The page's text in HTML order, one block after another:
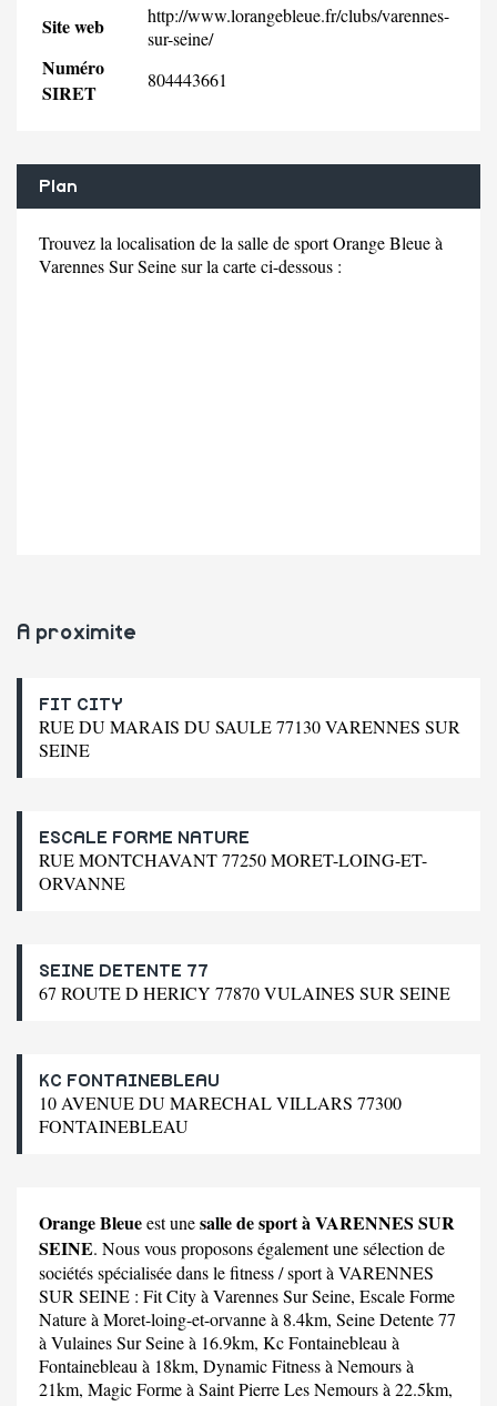
Site web
http://www.lorangebleue.fr/clubs/varennes-
sur-seine/
Numéro
SIRET
804443661
Plan
Trouvez la localisation de la salle de sport Orange Bleue à
Varennes Sur Seine sur la carte ci-dessous :
A proximite
FIT CITY
RUE DU MARAIS DU SAULE 77130 VARENNES SUR
SEINE
ESCALE FORME NATURE
RUE MONTCHAVANT 77250 MORET-LOING-ET-
ORVANNE
SEINE DETENTE 77
67 ROUTE D HERICY 77870 VULAINES SUR SEINE
KC FONTAINEBLEAU
10 AVENUE DU MARECHAL VILLARS 77300
FONTAINEBLEAU
Orange Bleueest unesalle de sport à VARENNES SUR
SEINE. Nous vous proposons également une sélection de
sociétés spécialisée dans le fitness / sport à VARENNES
SUR SEINE : Fit Cityà Varennes Sur Seine, Escale Forme
Natureà Moret-loing-et-orvanne à 8.4km, Seine Detente 77
à Vulaines Sur Seine à 16.9km, Kc Fontainebleau à
Fontainebleau à 18km, Dynamic Fitnessà Nemours à
21km, Magic Formeà Saint Pierre Les Nemours à 22.5km,